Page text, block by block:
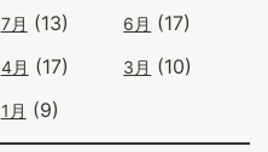
7月 (13) 6月 (17)
4月 (17) 3月 (10)
1月 (9)